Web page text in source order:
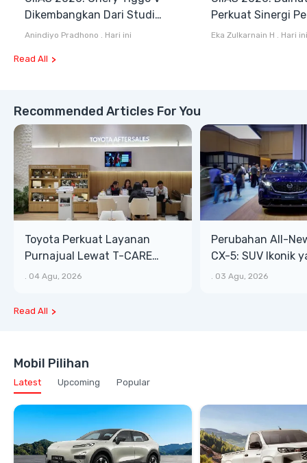
Dikembangkan Dari Studi
Komprehensif di Indonesia
Anindiyo Pradhono . Hari ini
Perkuat Sinergi
dan Industri
Eka Zulkarnain H . Hari ini
Read All
Recommended Articles For You
Toyota Perkuat Layanan
Purnajual Lewat T-CARE
XTRA, Manfaat Lebih Besar
. 04 Agu, 2026
Perubahan All-
CX-5: SUV Ikonik
Bongsor, Mewah,
. 03 Agu, 2026
Read All
Mobil Pilihan
Latest Upcoming Popular